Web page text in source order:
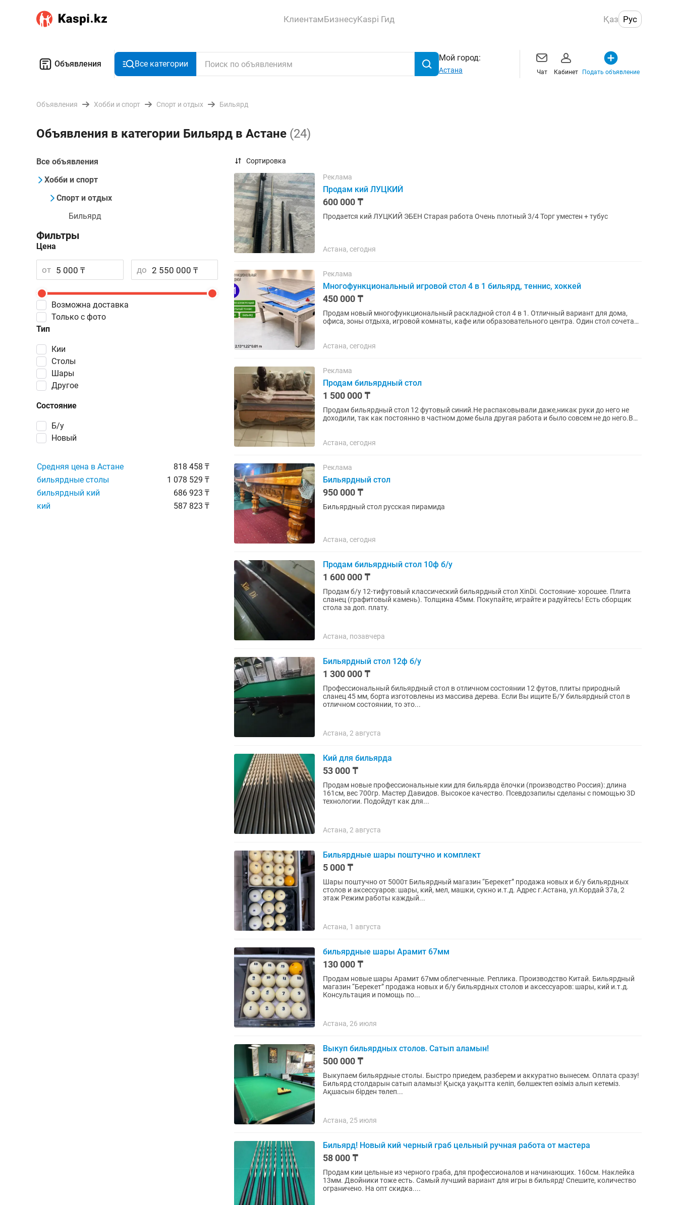
КлиентамБизнесуKaspi Гид Қаз Рус
Объявления Все категории
Мой город:
Астана Чат Кабинет Подать объявление
Объявления Хобби и спорт Спорт и отдых Бильярд
Объявления в категории Бильярд в Астане (24)
Все объявления
Хобби и спорт
Спорт и отдых
Бильярд
Фильтры
Цена
от до
Возможна доставка
Тип
кии
столы
шары
другое
Состояние
Б/у
Новый
Только с фото
Средняя цена в Астане
818 458 ₸
бильярдные столы
1 078 529 ₸
бильярдный кий
686 923 ₸
кий
587 823 ₸
Сортировка
Реклама
Продам кий ЛУЦКИЙ
600 000 ₸
Продается кий ЛУЦКИЙ ЭБЕН Старая работа Очень плотный 3/4 Торг уместен + тубус
Астана, сегодня
Реклама
Многофункциональный игровой стол 4 в 1 бильярд, теннис, хоккей
450 000 ₸
Продам новый многофункциональный раскладной стол 4 в 1. Отличный вариант для дома,
офиса, зоны отдыха, игровой комнаты, кафе или образовательного центра. Один стол сочетает
Астана, сегодня
Реклама
Продам бильярдный стол
1 500 000 ₸
Продам бильярдный стол 12 футовый синий.Не распаковывали даже,никак руки до него не
доходили, так как постоянно в частном доме была другая работа и было совсем не до него.В
Астана, сегодня
Реклама
Бильярдный стол
950 000 ₸
Бильярдный стол русская пирамида
Астана, сегодня
Продам бильярдный стол 10ф б/у
1 600 000 ₸
Продам б/у 12-тифутовый классический бильярдный стол XinDi. Состояние- хорошее. Плита
сланец (графитовый камень). Толщина 45мм. Покупайте, играйте и радуйтесь! Есть сборщик
стола за доп. плату.
Астана, позавчера
Бильярдный стол 12ф б/у
1 300 000 ₸
Профессиональный бильярдный стол в отличном состоянии 12 футов, плиты природный
сланец 45 мм, борта изготовлены из массива дерева. Если Вы ищите Б/У бильярдный стол в
отличном состоянии, то это...
Астана, 2 августа
Кий для бильярда
53 000 ₸
Продам новые профессиональные кии для бильярда ёлочки (производство Россия): длина
161см, вес 700гр. Мастер Давидов. Высокое качество. Псевдозапилы сделаны с помощью 3D
технологии. Подойдут как для...
Астана, 2 августа
Бильярдные шары поштучно и комплект
5 000 ₸
Шары поштучно от 5000т Бильярдный магазин “Берекет” продажа новых и б/у бильярдных
столов и аксессуаров: шары, кий, мел, машки, сукно и.т.д. Адрес г.Астана, ул.Кордай 37а, 2
этаж Режим работы каждый...
Астана, 1 августа
бильярдные шары Арамит 67мм
130 000 ₸
Продам новые шары Арамит 67мм облегченные. Реплика. Производство Китай. Бильярдный
магазин “Берекет” продажа новых и б/у бильярдных столов и аксессуаров: шары, кий и.т.д.
Консультация и помощь по...
Астана, 26 июля
Выкуп бильярдных столов. Сатып аламын!
500 000 ₸
Выкупаем бильярдные столы. Быстро приедем, разберем и аккуратно вынесем. Оплата сразу!
Бильярд столдарын сатып аламыз! Қысқа уақытта келіп, бөлшектеп өзіміз алып кетеміз.
Ақшасын бірден төлеп...
Астана, 25 июля
Бильярд! Новый кий черный граб цельный ручная работа от мастера
58 000 ₸
Продам кии цельные из черного граба, для профессионалов и начинающих. 160см. Наклейка
13мм. Двойники тоже есть. Самый лучший вариант для игры в бильярд! Спешите, количество
ограничено. На опт скидка....